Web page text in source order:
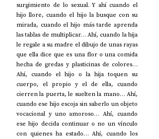
surgimiento de lo sexual. Y ahí cuando el
hijo llore, cuando el hijo la busque con su
mirada, cuando el hijo más tarde aprenda
las tablas de multiplicar… Ahí, cuando la hija
le regale a su madre el dibujo de unas rayas
que ella dice que es una flor o una comida
hecha de gredas y plasticinas de colores…
Ahí, cuando el hijo o la hija toquen su
cuerpo, el propio y el de ella, cuando
cierren la puerta, le suelten la mano… Ahí,
cuando ese hijo escoja sin saberlo un objeto
vocacional y uno amoroso… Ahí, cuando
ese hijo decida continuar o no un vínculo
con quienes ha estado… Ahí, cuando los